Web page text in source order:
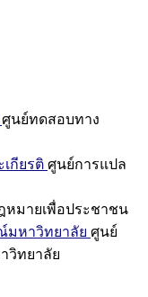
ศูนย์ทดสอบทาง
กียรติ ศูนย์การแปล
หมายเพื่อประชาชน
มหาวิทยาลัย ศูนย์
วิทยาลัย